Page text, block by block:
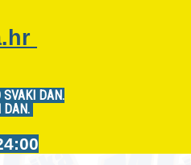
SVAKI DAN.
DAN.